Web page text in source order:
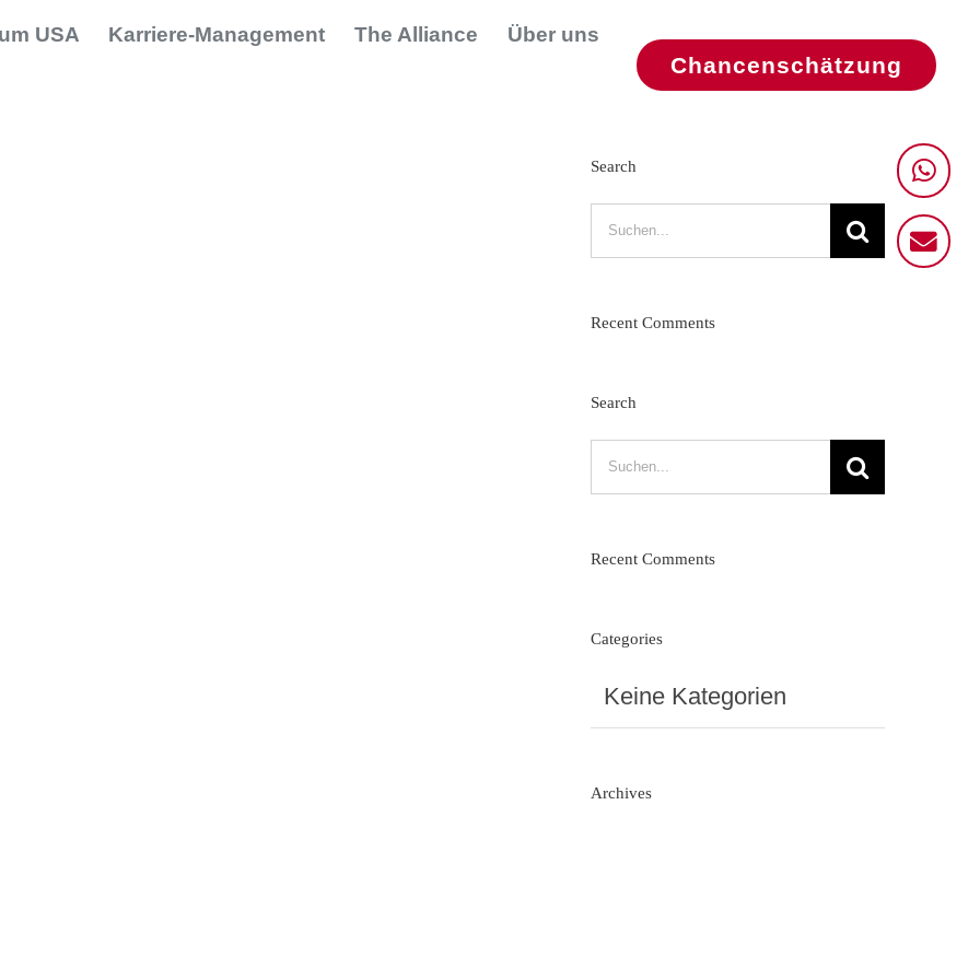
USA Karriere-Management The Alliance Über uns
Chancenschätzung
Search
Suche
nach:
Recent Comments
Search
Suche
nach:
Recent Comments
Categories
Keine Kategorien
Archives